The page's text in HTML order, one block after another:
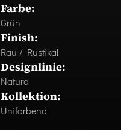
Farbe:
Grün
Finish:
Rau / Rustikal
Designlinie:
Natura
Kollektion:
Unifarbend